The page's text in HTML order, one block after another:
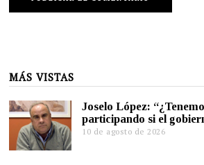
MÁS VISTAS
Joselo López:
participando si el
10 de agosto de 2026